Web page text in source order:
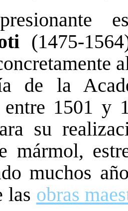
(1475-
de la
entre 1501 y
su
mármol,
muchos
las obras